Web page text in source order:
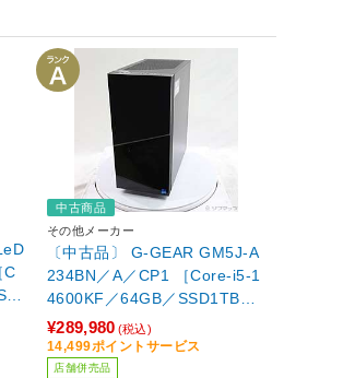
C
中古商品
その他メーカー
〔中古品〕 G-GEAR GM5J-A
234BN／A／CP1 ［Core-i5-1
4600KF／64GB／SSD1TB／
SSD2TB／GeForce RTX 406
0Ti(8GB)／Windows11 Hom
e］
¥289,980 (税込)
14,499ポイントサービス
店舗併売品